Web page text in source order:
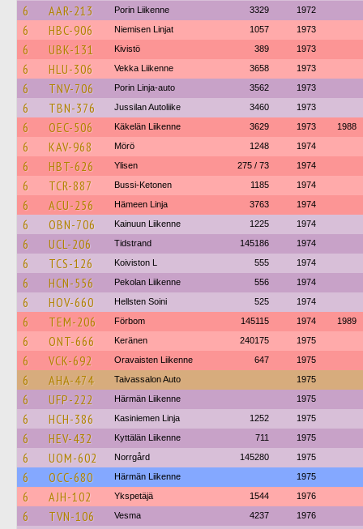
6 AAR-213 Porin Liikenne 3329 1972
6 HBC-906 Niemisen Linjat 1057 1973
6 UBK-131 Kivistö 389 1973
6 HLU-306 Vekka Liikenne 3658 1973
6 TNV-706 Porin Linja-auto 3562 1973
6 TBN-376 Jussilan Autoliike 3460 1973
6 OEC-506 Käkelän Liikenne 3629 1973 1988
6 KAV-968 Mörö 1248 1974
6 HBT-626 Ylisen 275 / 73 1974
6 TCR-887 Bussi-Ketonen 1185 1974
6 ACU-256 Hämeen Linja 3763 1974
6 OBN-706 Kainuun Liikenne 1225 1974
6 UCL-206 Tidstrand 145186 1974
6 TCS-126 Koiviston L 555 1974
6 HCN-556 Pekolan Liikenne 556 1974
6 HOV-660 Hellsten Soini 525 1974
6 TEM-206 Förbom 145115 1974 1989
6 ONT-666 Keränen 240175 1975
6 VCK-692 Oravaisten Liikenne 647 1975
6 AHA-474 Taivassalon Auto 1975
6 UFP-222 Härmän Liikenne 1975
6 HCH-386 Kasiniemen Linja 1252 1975
6 HEV-432 Kyttälän Liikenne 711 1975
6 UOM-602 Norrgård 145280 1975
6 OCC-680 Härmän Liikenne 1975
6 AJH-102 Ykspetäjä 1544 1976
6 TVN-106 Vesma 4237 1976